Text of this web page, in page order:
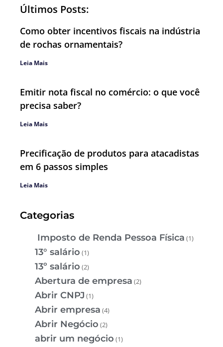
Últimos Posts:
Como obter incentivos fiscais na indústria
de rochas ornamentais?
Leia Mais
Emitir nota fiscal no comércio: o que você
precisa saber?
Leia Mais
Precificação de produtos para atacadistas
em 6 passos simples
Leia Mais
Categorias
Imposto de Renda Pessoa Física (1)
13° salário (1)
13º salário (2)
Abertura de empresa (2)
Abrir CNPJ (1)
Abrir empresa (4)
Abrir Negócio (2)
abrir um negócio (1)